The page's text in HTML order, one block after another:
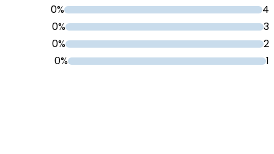
4
0%
3
0%
2
0%
1
0%